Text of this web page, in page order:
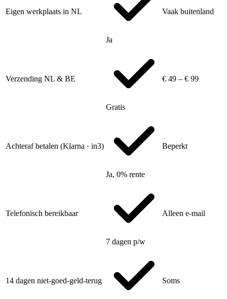
Eigen werkplaats in NL
Ja
Vaak buitenland
Verzending NL & BE
Gratis
€ 49 – € 99
Achteraf betalen (Klarna · in3)
Ja, 0% rente
Beperkt
Telefonisch bereikbaar
7 dagen p/w
Alleen e-mail
14 dagen niet-goed-geld-terug Soms